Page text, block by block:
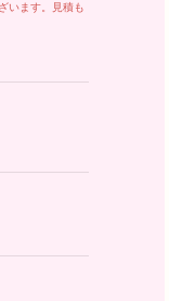
います。見積も